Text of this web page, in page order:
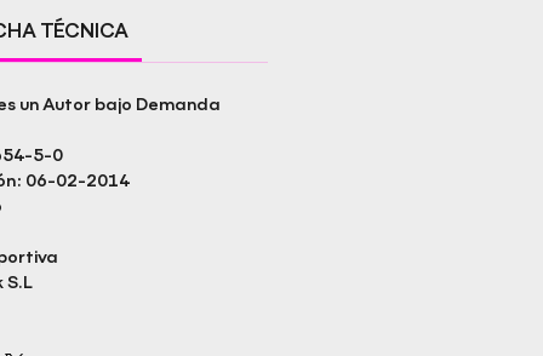
TÉCNICA
un Autor bajo Demanda
5-0
06-02-2014
S.L